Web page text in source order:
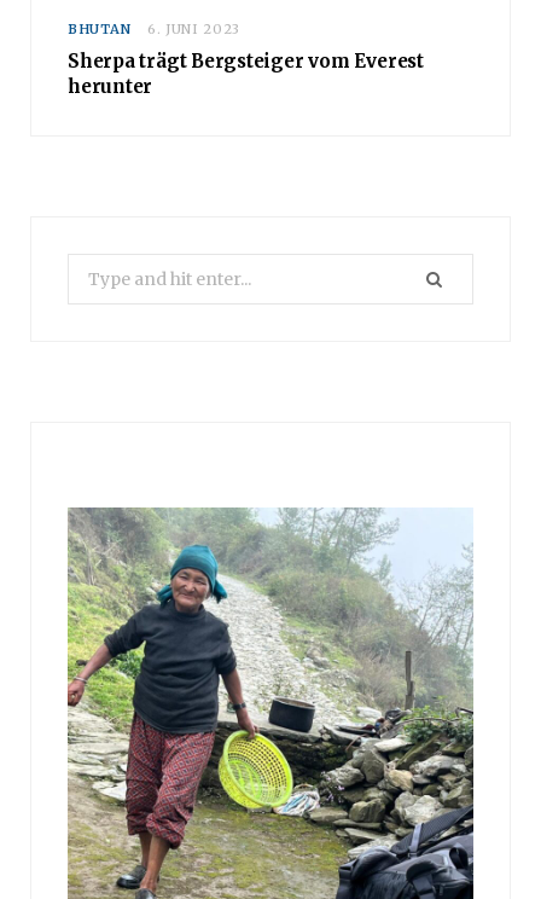
BHUTAN 6. JUNI 2023
Sherpa trägt Bergsteiger vom Everest
herunter
Search
for: